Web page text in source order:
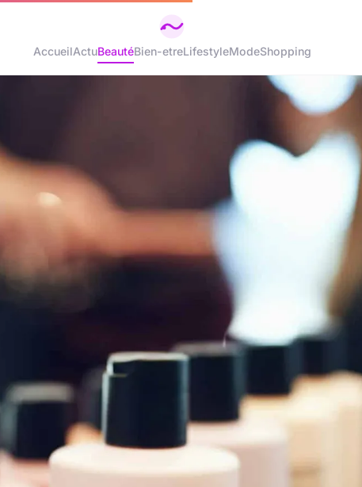
AccueilActuBeautéBien-etreLifestyleModeShopping